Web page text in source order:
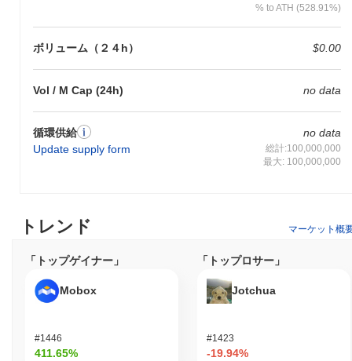
% to ATH (528.91%)
ボリューム（２４h） $0.00
Vol / M Cap (24h) no data
循環供給
Update supply form
no data
総計:100,000,000
最大: 100,000,000
トレンド マーケット概
「トップゲイナー」
Mobox
#1446
411.65%
「トップロサー」
Jotchua
#1423
-19.94%